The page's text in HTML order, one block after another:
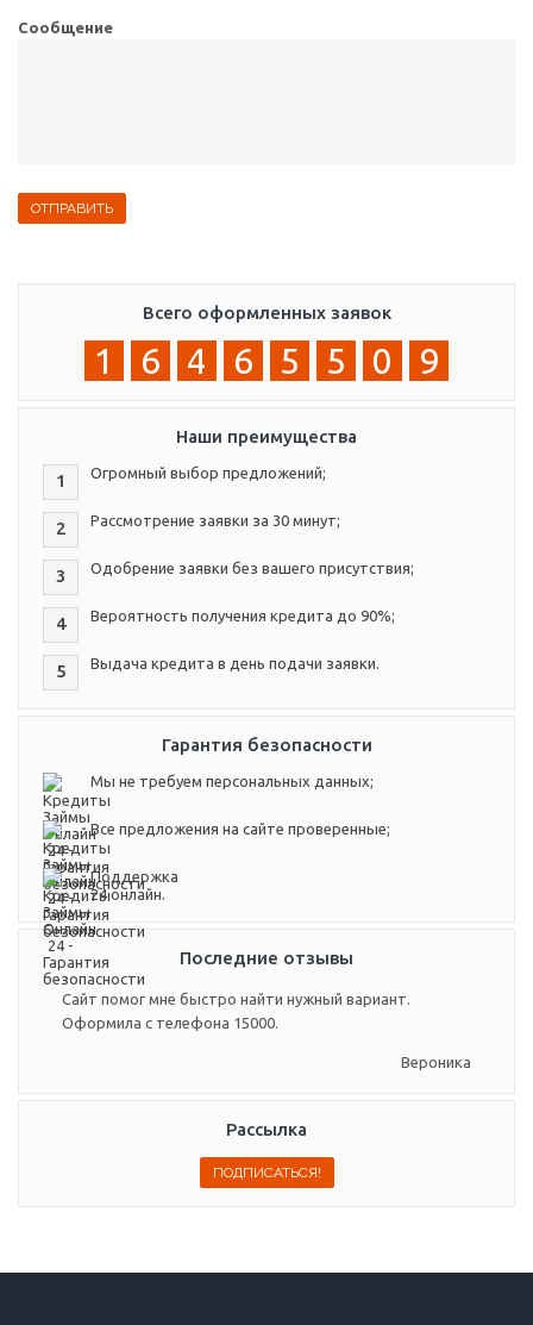
Сообщение
Всего оформленных заявок
1 6 4 6 5 5 0 9
Наши преимущества
1 Огромный выбор предложений;
2 Рассмотрение заявки за 30 минут;
3 Одобрение заявки без вашего присутствия;
4 Вероятность получения кредита до 90%;
5 Выдача кредита в день подачи заявки.
Гарантия безопасности
Мы не требуем персональных данных;
Все предложения на сайте проверенные;
Поддержка
24 онлайн.
Последние отзывы
Сайт помог мне быстро найти нужный вариант.
Оформила с телефона 15000.
Вероника
Рассылка